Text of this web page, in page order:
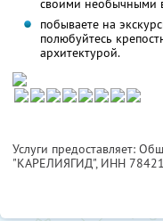
своими необычными
побываете на
полюбуйтесь
архитектурой.
Услуги предоставляет:
"КАРЕЛИЯГИД", ИНН